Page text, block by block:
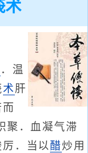
术
．温
术 肝
聚．血凝气滞
．当以 醋炒用